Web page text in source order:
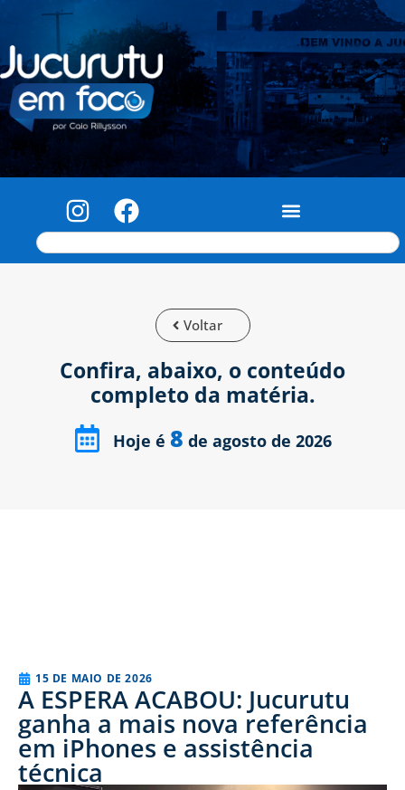
Voltar
Confira, abaixo, o conteúdo
completo da matéria.
Hoje é 8 de agosto de 2026
15 DE MAIO DE 2026
A ESPERA ACABOU: Jucurutu
ganha a mais nova referência
em iPhones e assistência
técnica